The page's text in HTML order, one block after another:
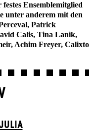
Ensemblemitglied
unter anderem mit den
Patrick
Calis, Tina Lanik,
Achim Freyer, Calixto